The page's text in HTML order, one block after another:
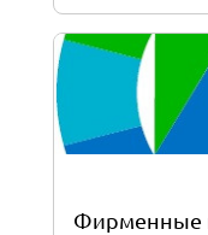
Фирменные